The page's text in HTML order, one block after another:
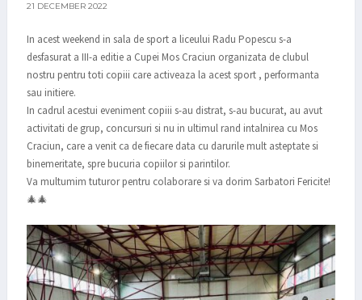
21 DECEMBER 2022
In acest weekend in sala de sport a liceului Radu Popescu s-a
desfasurat a III-a editie a Cupei Mos Craciun organizata de clubul
nostru pentru toti copiii care activeaza la acest sport , performanta
sau initiere.
In cadrul acestui eveniment copiii s-au distrat, s-au bucurat, au avut
activitati de grup, concursuri si nu in ultimul rand intalnirea cu Mos
Craciun, care a venit ca de fiecare data cu darurile mult asteptate si
binemeritate, spre bucuria copiilor si parintilor.
Va multumim tuturor pentru colaborare si va dorim Sarbatori Fericite!
🎄🎄